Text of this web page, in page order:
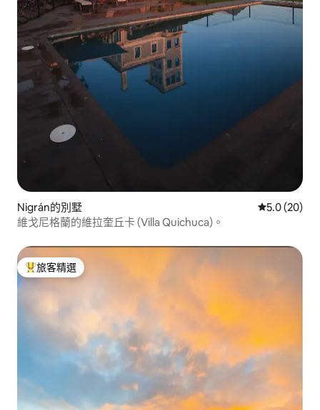
Nigrán的別墅 從 20 則評
5.0 (20)
維戈尼格蘭的維拉奎丘卡 (Villa Quichuca)。
旅客精選榜首
旅客精選